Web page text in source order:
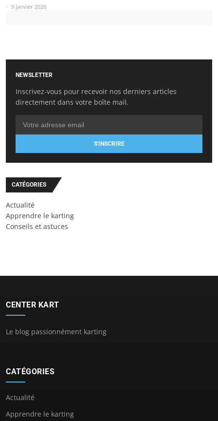
9 janvier 2026
NEWSLETTER
Inscrivez-vous pour recevoir nos derniers articles
directement dans votre boîte mail.
S'INSCRIRE
CATÉGORIES
Actualité
Apprendre le karting
Conseils et astuces
CENTER KART
Le blog passionnément karting
CATÉGORIES
Actualité
Apprendre le karting